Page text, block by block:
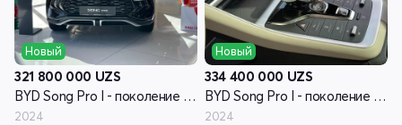
Новый
321 800 000 UZS
BYD Song Pro I - поколение рестайлинг
2024
Новый
334 400 000 UZS
BYD Song Pro I - поколение рестайлинг
2024